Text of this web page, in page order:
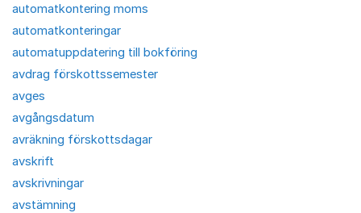
automatkontering moms
automatkonteringar
automatuppdatering till bokföring
avdrag förskottssemester
avges
avgångsdatum
avräkning förskottsdagar
avskrift
avskrivningar
avstämning